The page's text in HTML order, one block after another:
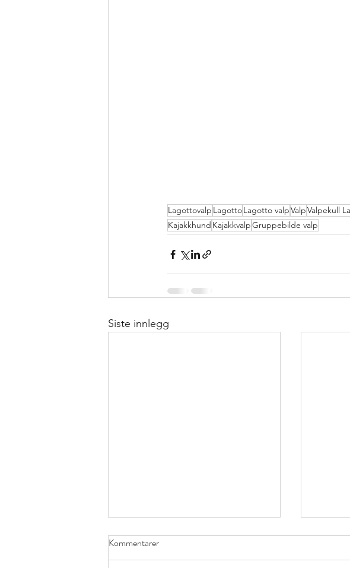
Lagottovalp LagottoLagotto valpValpValpekull
Kajakkhund KajakkvalpGruppebilde valp
Siste innlegg
Kommentarer